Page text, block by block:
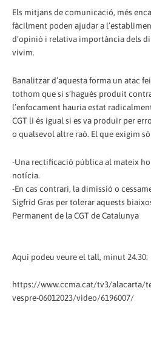
Els mitjans de comunicació, més
fàcilment poden ajudar a
d’opinió i relativa importància dels
vivim.
Banalitzar d’aquesta forma un atac
tothom que si s’hagués produit
l’enfocament hauria estat
CGT li és igual si es va produir per
o qualsevol altre raó. El que exigim
-Una rectificació pública al mateix
notícia.
-En cas contrari, la dimissió o
Sigfrid Gras per tolerar aquests
Permanent de la CGT de Catalunya
Aquí podeu veure el tall, minut 24.30:
https://www.ccma.cat/tv3/alacarta/
vespre-06012023/video/6196007/